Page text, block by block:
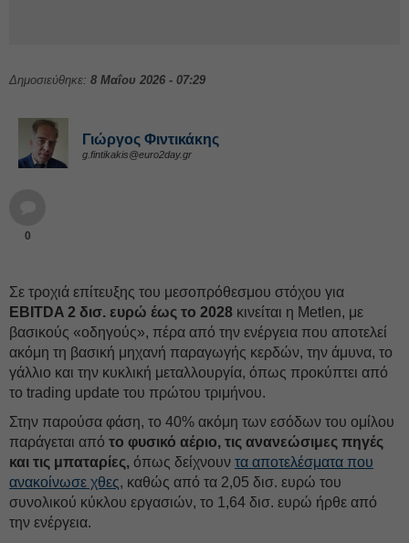
Δημοσιεύθηκε: 8 Μαΐου 2026 - 07:29
Γιώργος Φιντικάκης
g.fintikakis@euro2day.gr
0
Σε τροχιά επίτευξης του μεσοπρόθεσμου στόχου για
EBITDA 2 δισ. ευρώ έως το 2028 κινείται η Metlen, με
βασικούς «οδηγούς», πέρα από την ενέργεια που αποτελεί
ακόμη τη βασική μηχανή παραγωγής κερδών, την άμυνα, το
γάλλιο και την κυκλική μεταλλουργία, όπως προκύπτει από
το trading update του πρώτου τριμήνου.
Στην παρούσα φάση, το 40% ακόμη των εσόδων του ομίλου
παράγεται από το φυσικό αέριο, τις ανανεώσιμες πηγές
και τις μπαταρίες, όπως δείχνουν τα αποτελέσματα που
ανακοίνωσε χθες, καθώς από τα 2,05 δισ. ευρώ του
συνολικού κύκλου εργασιών, το 1,64 δισ. ευρώ ήρθε από
την ενέργεια.